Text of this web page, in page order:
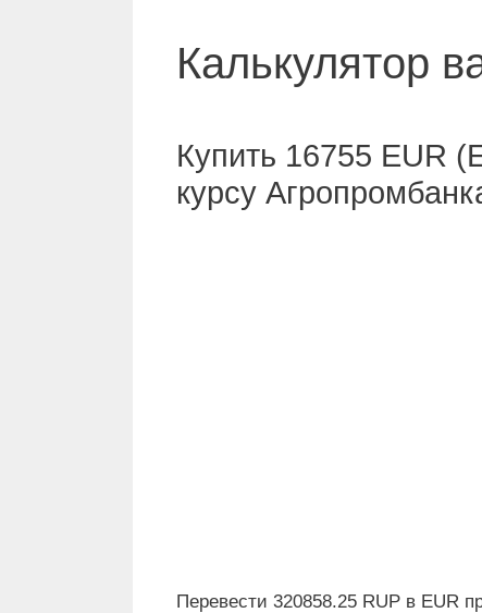
Калькулятор
Купить 16755 EUR
курсу
Перевести 320858.25 RUP в EUR